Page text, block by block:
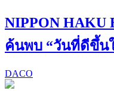
NIPPON HAKU
ค้นพบ “วันที่ดีขึ้น
DACO